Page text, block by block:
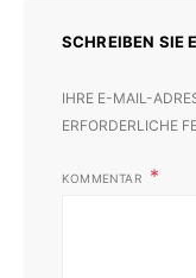
SCHREIBEN SIE
IHRE E-MAIL-
ERFORDERLICHE
KOMMENTAR